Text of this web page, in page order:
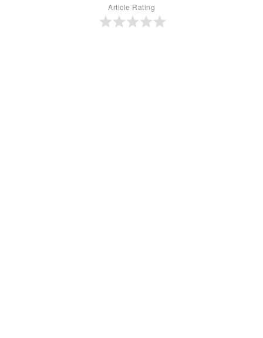
Article Rating